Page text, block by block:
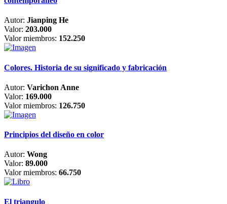
Autor: Jianping He
Valor: 203.000
Valor miembros: 152.250
Colores. Historia de su significado y fabricación
Autor: Varichon Anne
Valor: 169.000
Valor miembros: 126.750
Principios del diseño en color
Autor: Wong
Valor: 89.000
Valor miembros: 66.750
El triangulo